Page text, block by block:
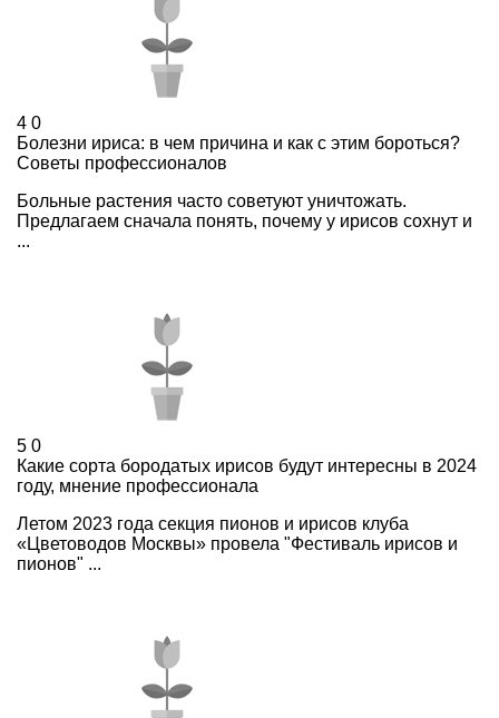
4 0
Болезни ириса: в чем причина и как с этим бороться?
Советы профессионалов
Больные растения часто советуют уничтожать.
Предлагаем сначала понять, почему у ирисов сохнут и
...
5 0
Какие сорта бородатых ирисов будут интересны в 2024
году, мнение профессионала
Летом 2023 года секция пионов и ирисов клуба
«Цветоводов Москвы» провела "Фестиваль ирисов и
пионов" ...